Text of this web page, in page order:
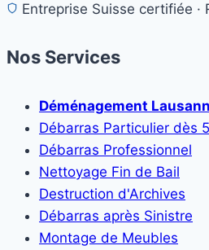
Entreprise Suisse certifiée ·
Nos Services
Déménagement
Débarras Particulier dès
Débarras Professionnel
Nettoyage Fin de Bail
Destruction d'Archives
Débarras après Sinistre
Montage de Meubles